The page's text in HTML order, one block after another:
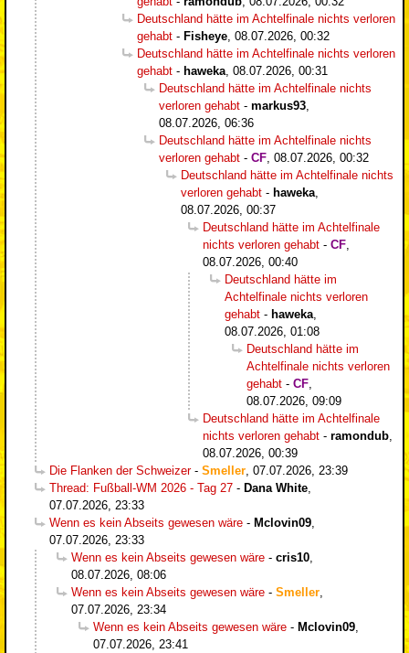
Deutschland hätte im Achtelfinale nichts verloren
gehabt - Fisheye 08.07.2026, 00:32
Deutschland hätte im Achtelfinale nichts verloren
gehabt - haweka 08.07.2026, 00:31
Deutschland hätte im Achtelfinale nichts
verloren gehabt - markus93
08.07.2026, 06:36
Deutschland hätte im Achtelfinale nichts
verloren gehabt - CF 08.07.2026, 00:32
Deutschland hätte im Achtelfinale nichts
verloren gehabt - haweka
08.07.2026, 00:37
Deutschland hätte im Achtelfinale
nichts verloren gehabt - CF
08.07.2026, 00:40
Deutschland hätte im
Achtelfinale nichts verloren
gehabt - haweka
08.07.2026, 01:08
Deutschland hätte im
Achtelfinale nichts verloren
gehabt - CF
08.07.2026, 09:09
Deutschland hätte im Achtelfinale
nichts verloren gehabt - ramondub
08.07.2026, 00:39
Die Flanken der Schweizer- Smeller 07.07.2026, 23:39
Thread: Fußball-WM 2026 - Tag 27 - Dana White
07.07.2026, 23:33
Wenn es kein Abseits gewesen wäre - Mclovin09
07.07.2026, 23:33
Wenn es kein Abseits gewesen wäre - cris10
08.07.2026, 08:06
Wenn es kein Abseits gewesen wäre - Smeller
07.07.2026, 23:34
Wenn es kein Abseits gewesen wäre - Mclovin09
07.07.2026, 23:41